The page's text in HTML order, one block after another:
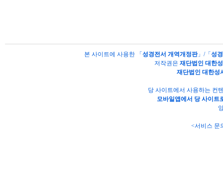
본 사이트에 사용한 「 성경전서 개역개정판」/「 성
저작권은 재단법인 대한
재단법인 대한성
당 사이트에서 사용하는 컨
모바일앱에서 당 사이트
<서비스 문